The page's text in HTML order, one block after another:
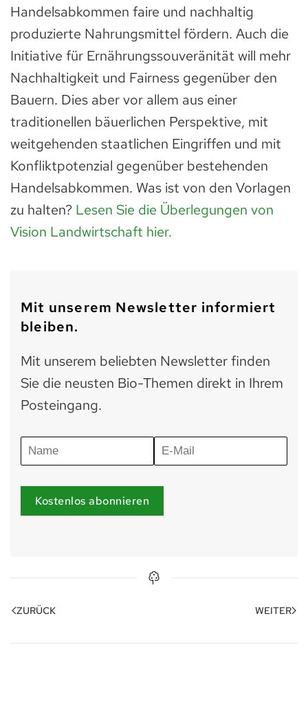
Handelsabkommen faire und nachhaltig
produzierte Nahrungsmittel fördern. Auch die
Initiative für Ernährungssouveränität will mehr
Nachhaltigkeit und Fairness gegenüber den
Bauern. Dies aber vor allem aus einer
traditionellen bäuerlichen Perspektive, mit
weitgehenden staatlichen Eingriffen und mit
Konfliktpotenzial gegenüber bestehenden
Handelsabkommen. Was ist von den Vorlagen
zu halten? Lesen Sie die Überlegungen von
Vision Landwirtschaft hier.
Mit unserem Newsletter informiert
bleiben.
Mit unserem beliebten Newsletter finden
Sie die neusten Bio-Themen direkt in Ihrem
Posteingang.
Kostenlos abonnieren
ZURÜCK WEITER